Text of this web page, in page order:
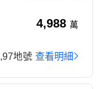
4,988 萬
地號 查看明細